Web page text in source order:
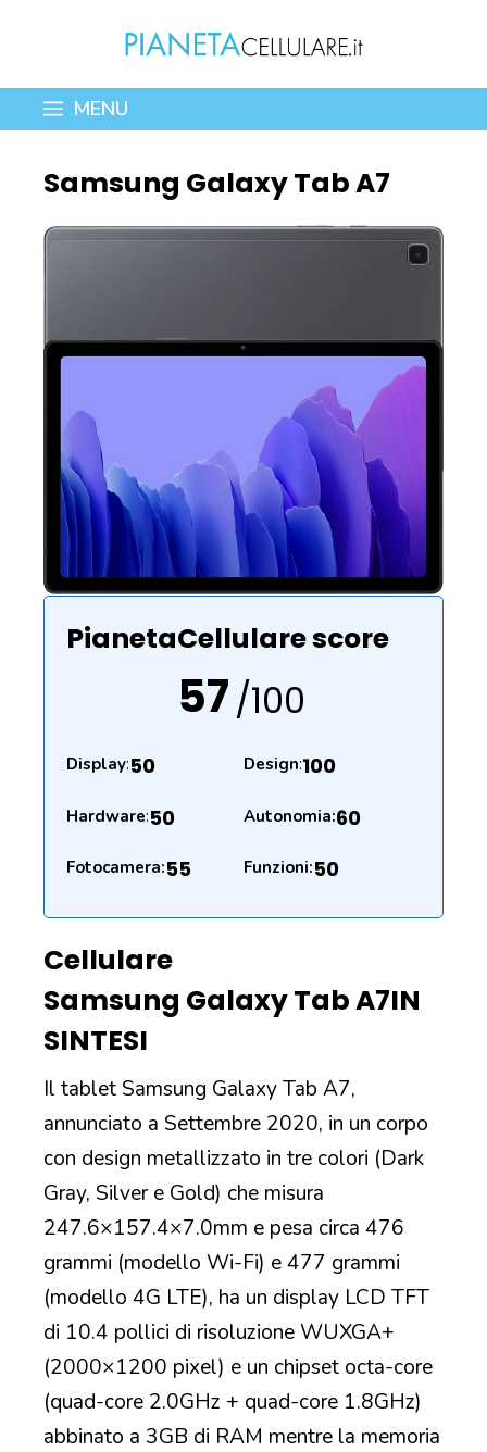
contenuto
MENU
Samsung Galaxy Tab A7
PianetaCellulare score
57/100
Display:50 Design:100
Hardware:50 Autonomia:60
Fotocamera:55 Funzioni:50
Cellulare
Samsung Galaxy Tab A7IN
SINTESI
Il tablet Samsung Galaxy Tab A7,
annunciato a Settembre 2020, in un corpo
con design metallizzato in tre colori (Dark
Gray, Silver e Gold) che misura
247.6×157.4×7.0mm e pesa circa 476
grammi (modello Wi-Fi) e 477 grammi
(modello 4G LTE), ha un display LCD TFT
di 10.4 pollici di risoluzione WUXGA+
(2000×1200 pixel) e un chipset octa-core
(quad-core 2.0GHz + quad-core 1.8GHz)
abbinato a 3GB di RAM mentre la memoria